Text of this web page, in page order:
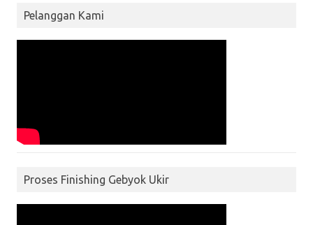
Pelanggan Kami
Proses Finishing Gebyok Ukir